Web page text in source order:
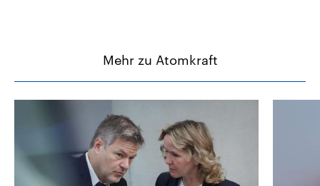
Mehr zu Atomkraft